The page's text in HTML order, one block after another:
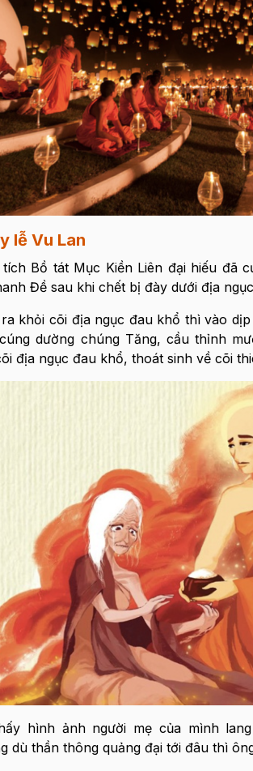
lễ Vu Lan
Bồ tát Mục Kiền Liên đại hiếu đã
Đề sau khi chết bị đày dưới địa
khỏi cõi địa ngục đau khổ thì vào
dường chúng Tăng, cầu thỉnh
địa ngục đau khổ, thoát sinh về cõi
hình ảnh người mẹ của mình
dù thần thông quảng đại tới đâu thì